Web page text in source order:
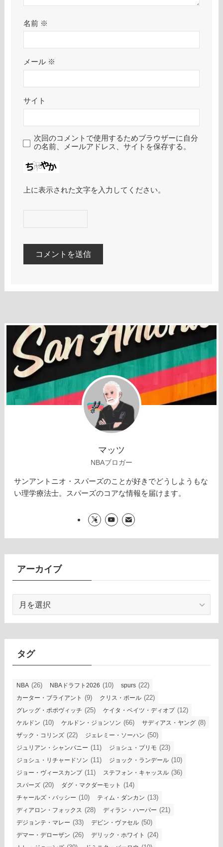
名前 ※
メール ※
サイト
次回のコメントで使用するためブラウザーに自分
の名前、メールアドレス、サイトを保存する。
上に表示された文字を入力してください。
マッツ
NBAブロガー
サンアントニオ・スパーズのことが好きでどうしようもな
い理学療法士。スパーズのコアな情報を届けます。
アーカイブ
カ
イ
タグ
NBA (26) NBAドラフト2026 (10) spurs (22)
カーター・ブライアント (9) クリス・ポール (22)
グレッグ・ポポヴィッチ (25) ケイタ・ベイツ・ディオプ(12)
ケルドン (10) ケルドン・ジョンソン (66) サディアス・ヤング (8)
ザック・コリンズ (22) ジェレミー・ソーハン (50)
ジュリアン・シャンパニー (11) ジョシュ・プリモ (23)
ジョシュ・リチャードソン (11) ジョック・ランデール (10)
ジョー・ヴィースカンプ(11) ステフォン・キャッスル (36)
スパーズ (20) ダグ・マクダーモット (14)
チャールズ・バッシー (10) ティム・ダンカン (13)
ディアロン・フォックス (28) ディラン・ハーパー (21)
デジョンテ・マレー (33) デビン・ヴァセル (50)
デマー・デローザン (26) デリック・ホワイト (24)